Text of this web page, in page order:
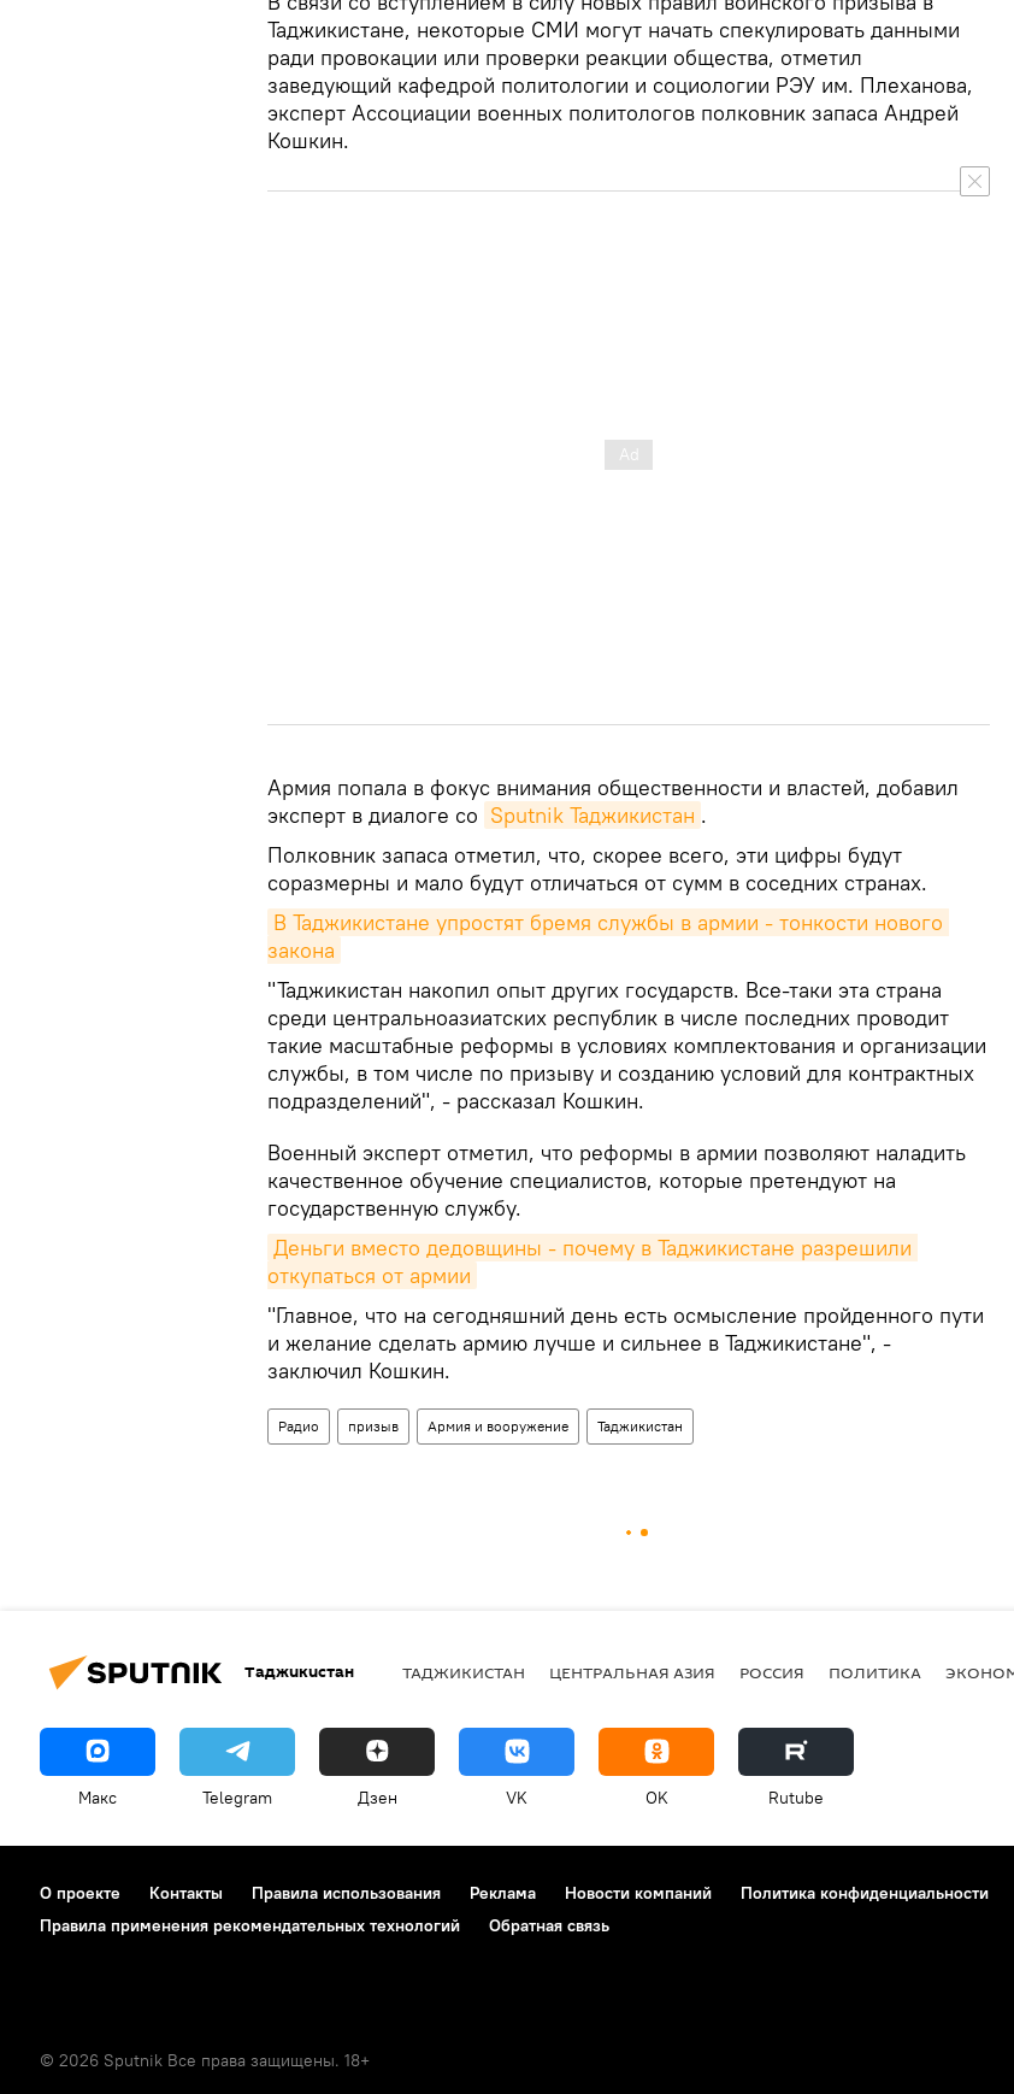
Таджикистане, некоторые СМИ могут начать спекулировать данными
ради провокации или проверки реакции общества, отметил
заведующий кафедрой политологии и социологии РЭУ им. Плеханова,
эксперт Ассоциации военных политологов полковник запаса Андрей
Кошкин.
Армия попала в фокус внимания общественности и властей, добавил
эксперт в диалоге со Sputnik Таджикистан .
Полковник запаса отметил, что, скорее всего, эти цифры будут
соразмерны и мало будут отличаться от сумм в соседних странах.
В Таджикистане упростят бремя службы в армии - тонкости нового
закона
"Таджикистан накопил опыт других государств. Все-таки эта страна
среди центральноазиатских республик в числе последних проводит
такие масштабные реформы в условиях комплектования и организации
службы, в том числе по призыву и созданию условий для контрактных
подразделений", - рассказал Кошкин.
Военный эксперт отметил, что реформы в армии позволяют наладить
качественное обучение специалистов, которые претендуют на
государственную службу.
Деньги вместо дедовщины - почему в Таджикистане разрешили
откупаться от армии
"Главное, что на сегодняшний день есть осмысление пройденного пути
и желание сделать армию лучше и сильнее в Таджикистане", -
заключил Кошкин.
Радио призыв Армия и вооружение Таджикистан
Таджикистан ТАДЖИКИСТАН ЦЕНТРАЛЬНАЯ АЗИЯ РОССИЯ ПОЛИТИКА
Макс Telegram Дзен VK OK Rutube
О проекте Контакты Правила использования Реклама Новости компаний Политика конфиденциальности
Правила применения рекомендательных технологий
Обратная связь
© 2026 Sputnik Все права защищены. 18+